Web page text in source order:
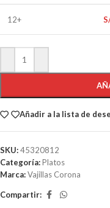
12+
Añadir a la lista de
SKU:45320812
Categoría:Platos
Marca:Vajillas Corona
Compartir: